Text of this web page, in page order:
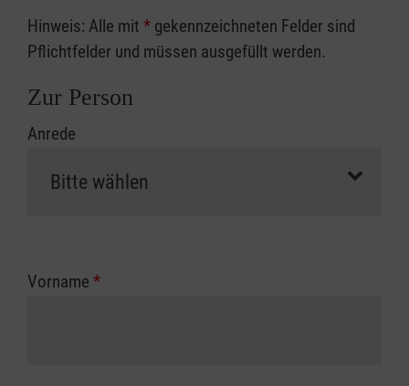
Hinweis: Alle mit * gekennzeichneten Felder sind
Pflichtfelder und müssen ausgefüllt werden.
Zur Person
Anrede
Vorname *